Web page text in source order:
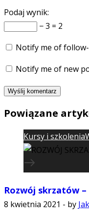
Podaj wynik:
− 3 = 2
Notify me of
Notify me of new
Powiązane
Kursy i szkolenia
Rozwój skrzatów
8 kwietnia 2021 - by